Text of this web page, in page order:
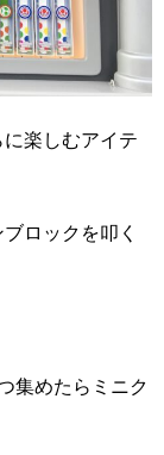
楽しむアイテ
ロックを叩く
集めたらミニク